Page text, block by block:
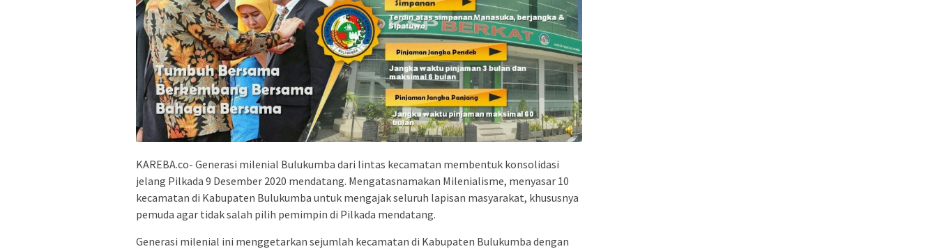
KAREBA.co- Generasi milenial Bulukumba dari lintas kecamatan membentuk konsolidasi
jelang Pilkada 9 Desember 2020 mendatang. Mengatasnamakan Milenialisme, menyasar 10
kecamatan di Kabupaten Bulukumba untuk mengajak seluruh lapisan masyarakat, khususnya
pemuda agar tidak salah pilih pemimpin di Pilkada mendatang.
Generasi milenial ini menggetarkan sejumlah kecamatan di Kabupaten Bulukumba dengan